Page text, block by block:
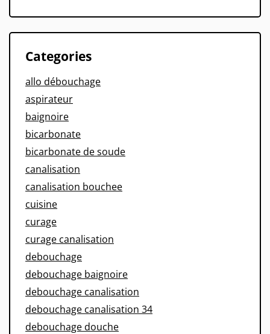
Categories
allo débouchage
aspirateur
baignoire
bicarbonate
bicarbonate de soude
canalisation
canalisation bouchee
cuisine
curage
curage canalisation
debouchage
debouchage baignoire
debouchage canalisation
debouchage canalisation 34
debouchage douche